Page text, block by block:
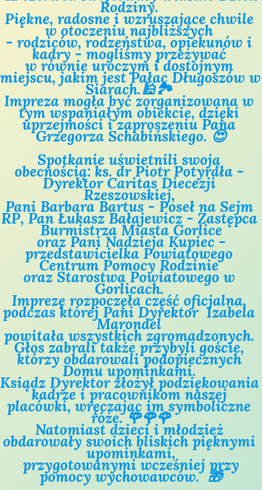
Rodziny.
Piękne, radosne i wzruszające chwile
w otoczeniu najbliższych
- rodziców, rodzeństwa, opiekunów i
kadry - mogliśmy przeżywać
w równie uroczym i dostojnym
miejscu, jakim jest Pałac Długoszów w
Siarach.🕌🏞
Impreza mogła być zorganizowana w
tym wspaniałym obiekcie, dzięki
uprzejmości i zaproszeniu Pana
Grzegorza Schabińskiego. 😍
Spotkanie uświetnili swoją
obecnością: ks. dr Piotr Potyrała -
Dyrektor Caritas Diecezji
Rzeszowskiej,
Pani Barbara Bartus - Poseł na Sejm
RP, Pan Łukasz Bałajewicz - Zastępca
Burmistrza Miasta Gorlice
przedstawicielka Powiatowego
Centrum Pomocy Rodzinie
oraz Starostwa Powiatowego w
Gorlicach.
Imprezę rozpoczęła część oficjalna,
podczas której Pani Dyrektor  Izabela
Marondel
powitała wszystkich zgromadzonych.
Głos zabrali także przybyli goście,
którzy obdarowali podopiecznych
Domu upominkami.
Ksiądz Dyrektor złożył podziękowania
kadrze i pracownikom naszej
placówki, wręczając im symboliczne
róże. 🌹🌹🌹
Natomiast dzieci i młodzież
obdarowały swoich bliskich pięknymi
upominkami,
pomocy wychowawców.  🎁